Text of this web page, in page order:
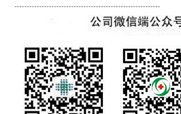
-----------------------------------------------------------